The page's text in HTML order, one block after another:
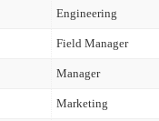
Engineering
Field Manager
Manager
Marketing